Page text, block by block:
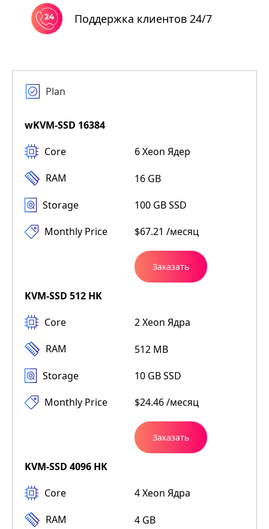
Поддержка клиентов 24/7
Plan
wKVM-SSD 16384
Core
6 Xeon Ядер
RAM
16 GB
Storage
100 GB SSD
Monthly Price
$67.21 /месяц
Заказать
KVM-SSD 512 HK
Core
2 Xeon Ядра
RAM
512 MB
Storage
10 GB SSD
Monthly Price
$24.46 /месяц
Заказать
KVM-SSD 4096 HK
Core
4 Xeon Ядра
RAM
4 GB